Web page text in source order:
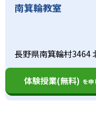
実に学力を身につけ
また、成績アップ
ている。結果を出
ョンにつながる。
03
無料延長指導
小学生
中学生コースでは
にも、学力に自信
意されている。理
ができるため、受
おすすめだ。
個別指導塾 学習空
がある。バーベキ
語り合いながら親
チベーションを上
指導曜日や時間は
きるため、他の習
ットである。急な
個別指導塾学習空
いない。志望校へ
南箕輪教室
長野県南箕輪村3464
体験授業(無料) を申